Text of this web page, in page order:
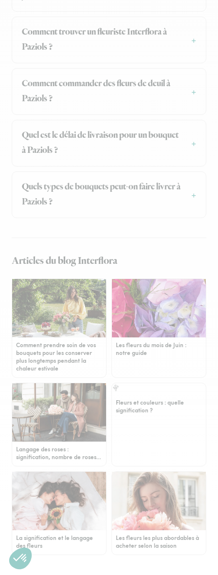
Comment trouver un fleuriste Interflora à
Paziols ?
Comment commander des fleurs de deuil à
Paziols ?
Quel est le délai de livraison pour un bouquet
à Paziols ?
Quels types de bouquets peut-on faire livrer à
Paziols ?
Articles du blog Interflora
Comment prendre soin de vos
bouquets pour les conserver
plus longtemps pendant la
chaleur estivale
Les fleurs du mois de Juin :
notre guide
Langage des roses :
signification, nombre de roses…
Fleurs et couleurs : quelle
signification ?
La signification et le langage
des fleurs
Les fleurs les plus abordables à
acheter selon la saison